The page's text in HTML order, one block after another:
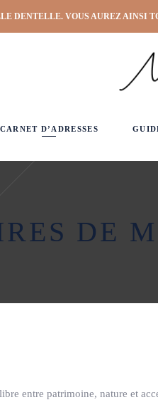
DENTELLE. VOUS AUREZ AINSI
CARNET D’ADRESSES
DE
entre patrimoine, nature et